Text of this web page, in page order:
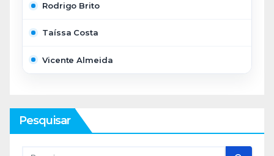
Rodrigo Brito
Taíssa Costa
Vicente Almeida
Pesquisar